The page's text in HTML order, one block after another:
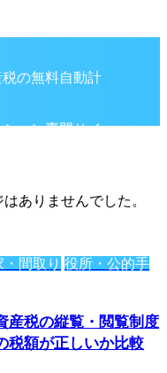
の無料自動計
ョン専門サイ
ありませんでした。
・間取り 役所・公的手
産税の縦覧・閲覧制度
税額が正しいか比較